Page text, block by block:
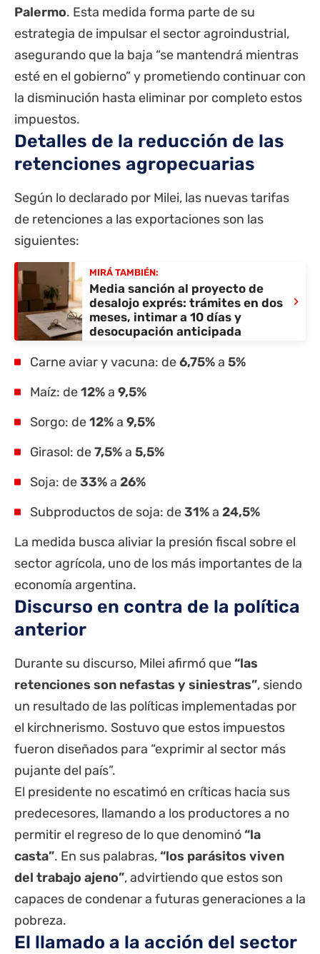
Palermo. Esta medida forma parte de su
estrategia de impulsar el sector agroindustrial,
asegurando que la baja “se mantendrá mientras
esté en el gobierno” y prometiendo continuar con
la disminución hasta eliminar por completo estos
impuestos.
Detalles de la reducción de las
retenciones agropecuarias
Según lo declarado por Milei, las nuevas tarifas
de retenciones a las exportaciones son las
siguientes:
MIRÁ TAMBIÉN:
Media sanción al proyecto de
desalojo exprés: trámites en dos
meses, intimar a 10 días y
desocupación anticipada
›
Carne aviar y vacuna: de6,75%a 5%
Maíz: de12%a 9,5%
Sorgo: de12%a 9,5%
Girasol: de7,5%a 5,5%
Soja: de33%a 26%
Subproductos de soja: de31%a 24,5%
La medida busca aliviar la presión fiscal sobre el
sector agrícola, uno de los más importantes de la
economía argentina.
Discurso en contra de la política
anterior
Durante su discurso, Milei afirmó que“las
retenciones son nefastas y siniestras”, siendo
un resultado de las políticas implementadas por
el kirchnerismo. Sostuvo que estos impuestos
fueron diseñados para “exprimir al sector más
pujante del país”.
El presidente no escatimó en críticas hacia sus
predecesores, llamando a los productores a no
permitir el regreso de lo que denominó“la
casta”. En sus palabras,“los parásitos viven
del trabajo ajeno”, advirtiendo que estos son
capaces de condenar a futuras generaciones a la
pobreza.
El llamado a la acción del sector